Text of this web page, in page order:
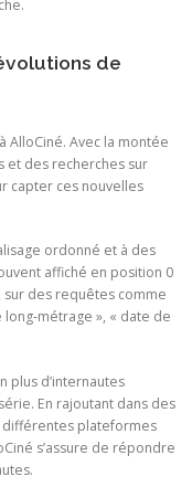
de
AlloCiné. Avec la montée
et des recherches sur
capter ces nouvelles
ordonné et à des
affiché en position 0
des requêtes comme
long-métrage », « date de
plus d’internautes
En rajoutant dans des
différentes plateformes
s’assure de répondre